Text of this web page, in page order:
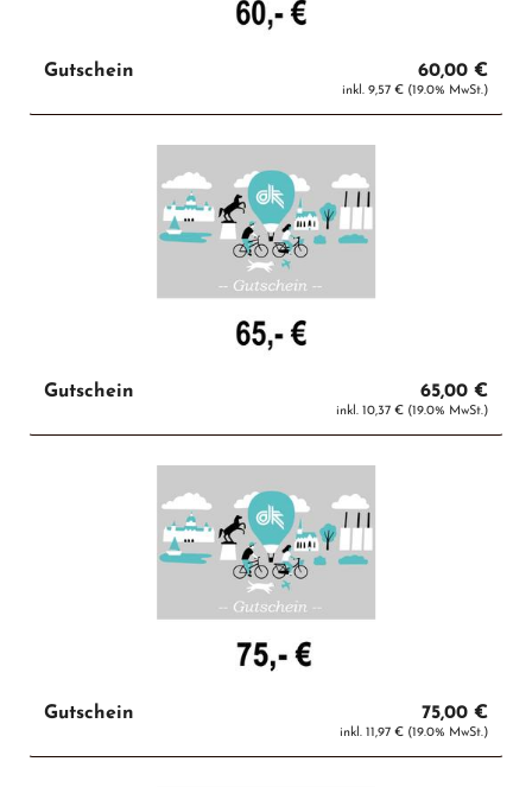
Gutschein 60,00 €
inkl. 9,57 € (19.0% MwSt.)
Gutschein 65,00 €
inkl. 10,37 € (19.0% MwSt.)
Gutschein 75,00 €
inkl. 11,97 € (19.0% MwSt.)